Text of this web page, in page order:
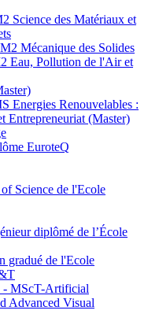
Science des Matériaux et
Mécanique des Solides
Eau, Pollution de l'Air et
Energies Renouvelables :
Entrepreneuriat (Master)
EuroteQ
Science de l'Ecole
diplômé de l’École
gradué de l'Ecole
MScT-Artificial
Advanced Visual